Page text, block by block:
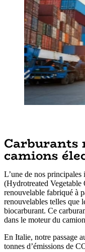
Carburants
camions
L’une de nos
(Hydrotreated
renouvelable fabriqué à
renouvelables telles que
biocarburant. Ce
dans le moteur du
En Italie, notre passage
tonnes d’émissions de